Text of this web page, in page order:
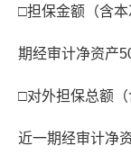
□担保金额（含
期经审计净资产
□对外担保总额
近一期经审计净